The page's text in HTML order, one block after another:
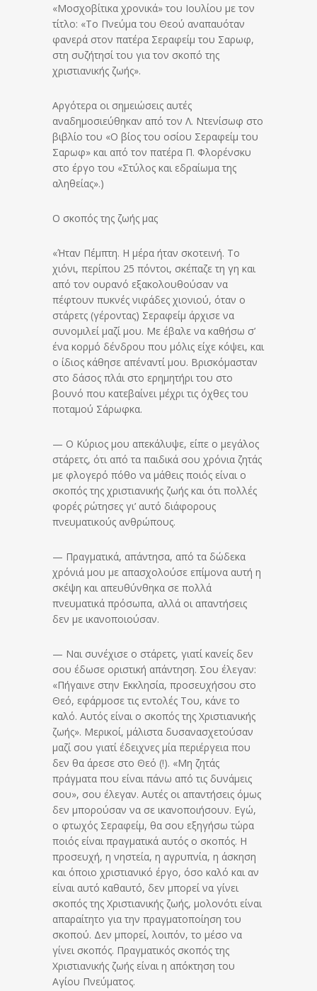
«Μοσχοβίτικα χρονικά» του Ιουλίου με τον
τίτλο: «Το Πνεύμα του Θεού αναπαυόταν
φανερά στον πατέρα Σεραφείμ του Σαρωφ,
στη συζήτησί του για τον σκοπό της
χριστιανικής ζωής».
Αργότερα οι σημειώσεις αυτές
αναδημοσιεύθηκαν από τον Λ. Ντενίσωφ στο
βιβλίο του «Ο βίος του οσίου Σεραφείμ του
Σαρωφ» και από τον πατέρα Π. Φλορένσκυ
στο έργο του «Στύλος και εδραίωμα της
αληθείας».)
Ο σκοπός της ζωής μας
«Ήταν Πέμπτη. Η μέρα ήταν σκοτεινή. Το
χιόνι, περίπου 25 πόντοι, σκέπαζε τη γη και
από τον ουρανό εξακολουθούσαν να
πέφτουν πυκνές νιφάδες χιονιού, όταν ο
στάρετς (γέροντας) Σεραφείμ άρχισε να
συνομιλεί μαζί μου. Με έβαλε να καθήσω σ’
ένα κορμό δένδρου που μόλις είχε κόψει, και
ο ίδιος κάθησε απέναντί μου. Βρισκόμασταν
στο δάσος πλάι στο ερημητήρι του στο
βουνό που κατεβαίνει μέχρι τις όχθες του
ποταμού Σάρωφκα.
— Ο Κύριος μου απεκάλυψε, είπε ο μεγάλος
στάρετς, ότι από τα παιδικά σου χρόνια ζητάς
με φλογερό πόθο να μάθεις ποιός είναι ο
σκοπός της χριστιανικής ζωής και ότι πολλές
φορές ρώτησες γι’ αυτό διάφορους
πνευματικούς ανθρώπους.
— Πραγματικά, απάντησα, από τα δώδεκα
χρόνιά μου με απασχολούσε επίμονα αυτή η
σκέψη και απευθύνθηκα σε πολλά
πνευματικά πρόσωπα, αλλά οι απαντήσεις
δεν με ικανοποιούσαν.
— Ναι συνέχισε ο στάρετς, γιατί κανείς δεν
σου έδωσε οριστική απάντηση. Σου έλεγαν:
«Πήγαινε στην Εκκλησία, προσευχήσου στο
Θεό, εφάρμοσε τις εντολές Του, κάνε το
καλό. Αυτός είναι ο σκοπός της Χριστιανικής
ζωής». Μερικοί, μάλιστα δυσανασχετούσαν
μαζί σου γιατί έδειχνες μία περιέργεια που
δεν θα άρεσε στο Θεό (!). «Μη ζητάς
πράγματα που είναι πάνω από τις δυνάμεις
σου», σου έλεγαν. Αυτές οι απαντήσεις όμως
δεν μπορούσαν να σε ικανοποιήσουν. Εγώ,
ο φτωχός Σεραφείμ, θα σου εξηγήσω τώρα
ποιός είναι πραγματικά αυτός ο σκοπός. Η
προσευχή, η νηστεία, η αγρυπνία, η άσκηση
και όποιο χριστιανικό έργο, όσο καλό και αν
είναι αυτό καθαυτό, δεν μπορεί να γίνει
σκοπός της Χριστιανικής ζωής, μολονότι είναι
απαραίτητο για την πραγματοποίηση του
σκοπού. Δεν μπορεί, λοιπόν, το μέσο να
γίνει σκοπός. Πραγματικός σκοπός της
Χριστιανικής ζωής είναι η απόκτηση του
Αγίου Πνεύματος.